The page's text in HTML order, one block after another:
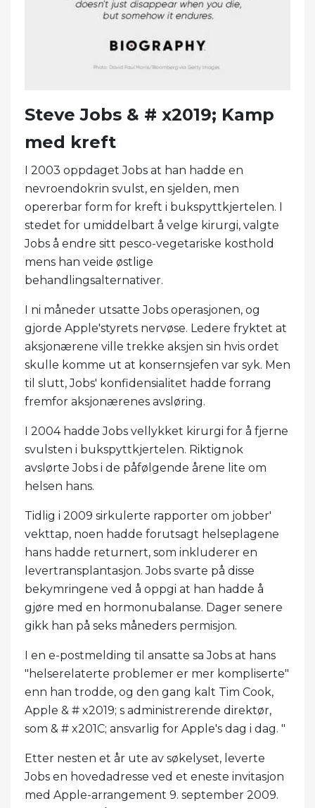
Steve Jobs & # x2019; Kamp
med kreft
I 2003 oppdaget Jobs at han hadde en
nevroendokrin svulst, en sjelden, men
opererbar form for kreft i bukspyttkjertelen. I
stedet for umiddelbart å velge kirurgi, valgte
Jobs å endre sitt pesco-vegetariske kosthold
mens han veide østlige
behandlingsalternativer.
I ni måneder utsatte Jobs operasjonen, og
gjorde Apple'styrets nervøse. Ledere fryktet at
aksjonærene ville trekke aksjen sin hvis ordet
skulle komme ut at konsernsjefen var syk. Men
til slutt, Jobs' konfidensialitet hadde forrang
fremfor aksjonærenes avsløring.
I 2004 hadde Jobs vellykket kirurgi for å fjerne
svulsten i bukspyttkjertelen. Riktignok
avslørte Jobs i de påfølgende årene lite om
helsen hans.
Tidlig i 2009 sirkulerte rapporter om jobber'
vekttap, noen hadde forutsagt helseplagene
hans hadde returnert, som inkluderer en
levertransplantasjon. Jobs svarte på disse
bekymringene ved å oppgi at han hadde å
gjøre med en hormonubalanse. Dager senere
gikk han på seks måneders permisjon.
I en e-postmelding til ansatte sa Jobs at hans
"helserelaterte problemer er mer kompliserte"
enn han trodde, og den gang kalt Tim Cook,
Apple & # x2019; s administrerende direktør,
som & # x201C; ansvarlig for Apple's dag i dag. "
Etter nesten et år ute av søkelyset, leverte
Jobs en hovedadresse ved et eneste invitasjon
med Apple-arrangement 9. september 2009.